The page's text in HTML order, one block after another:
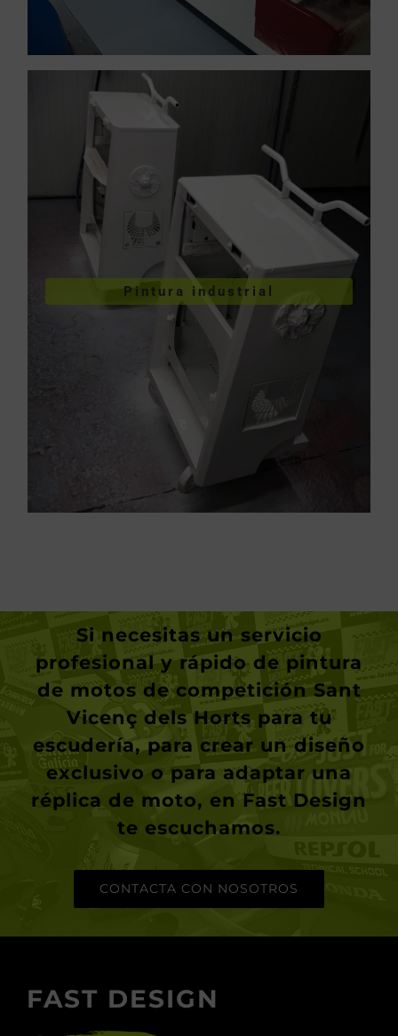
Pintura industrial
Pintura de piezas
industriales
VER PINTURA INDUSTRIAL
Si necesitas un servicio
profesional y rápido de pintura
de motos de competición Sant
Vicenç dels Horts para tu
escudería, para crear un diseño
exclusivo o para adaptar una
réplica de moto, en Fast Design
te escuchamos.
CONTACTA CON NOSOTROS
FAST DESIGN